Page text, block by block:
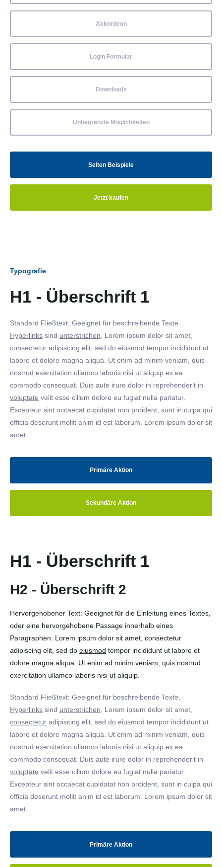
Akkordeon
Login Formular
Downloads
Unbegrenzte Möglichkeiten
Seiten Beispiele
Jetzt kaufen
Typografie
H1 - Überschrift 1
Standard Fließtext: Geeignet für beschreibende Texte.
Hyperlinks sind unterstrichen . Lorem ipsum dolor sit amet,
consectetur adipiscing elit, sed do eiusmod tempor incididunt ut
labore et dolore magna aliqua. Ut enim ad minim veniam, quis
nostrud exercitation ullamco laboris nisi ut aliquip ex ea
commodo consequat. Duis aute irure dolor in reprehenderit in
voluptate velit esse cillum dolore eu fugiat nulla pariatur.
Excepteur sint occaecat cupidatat non proident, sunt in culpa qui
officia deserunt mollit anim id est laborum. Lorem ipsum dolor sit
amet.
Primäre Aktion
Sekundäre Aktion
H1 - Überschrift 1
H2 - Überschrift 2
Hervorgehobener Text: Geeignet für die Einleitung eines Textes,
oder eine hervorgehobene Passage innerhalb eines
Paragraphen. Lorem ipsum dolor sit amet, consectetur
adipiscing elit, sed do eiusmod tempor incididunt ut labore et
dolore magna aliqua. Ut enim ad minim veniam, quis nostrud
exercitation ullamco laboris nisi ut aliquip.
Standard Fließtext: Geeignet für beschreibende Texte.
Hyperlinks sind unterstrichen . Lorem ipsum dolor sit amet,
consectetur adipiscing elit, sed do eiusmod tempor incididunt ut
labore et dolore magna aliqua. Ut enim ad minim veniam, quis
nostrud exercitation ullamco laboris nisi ut aliquip ex ea
commodo consequat. Duis aute irure dolor in reprehenderit in
voluptate velit esse cillum dolore eu fugiat nulla pariatur.
Excepteur sint occaecat cupidatat non proident, sunt in culpa qui
officia deserunt mollit anim id est laborum. Lorem ipsum dolor sit
amet.
Primäre Aktion